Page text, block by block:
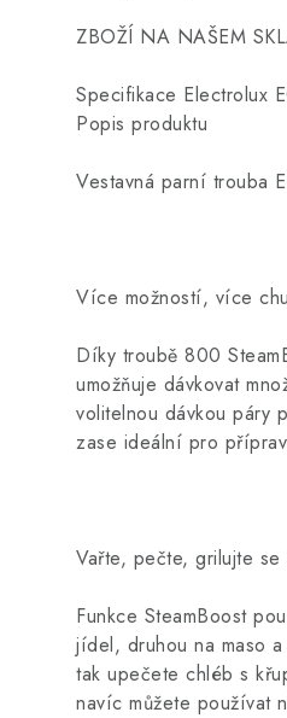
ZBOŽÍ NA NAŠEM
Specifikace Electrolux
Popis produktu
Vestavná parní trouba
Více možností, více
Díky troubě 800
umožňuje dávkovat
volitelnou dávkou páry
zase ideální pro
Vařte, pečte, grilujte se
Funkce SteamBoost
jídel, druhou na maso
tak upečete chléb s
navíc můžete používat